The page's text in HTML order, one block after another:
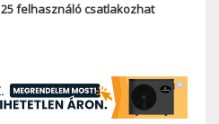
25 felhasználó csatlakozhat